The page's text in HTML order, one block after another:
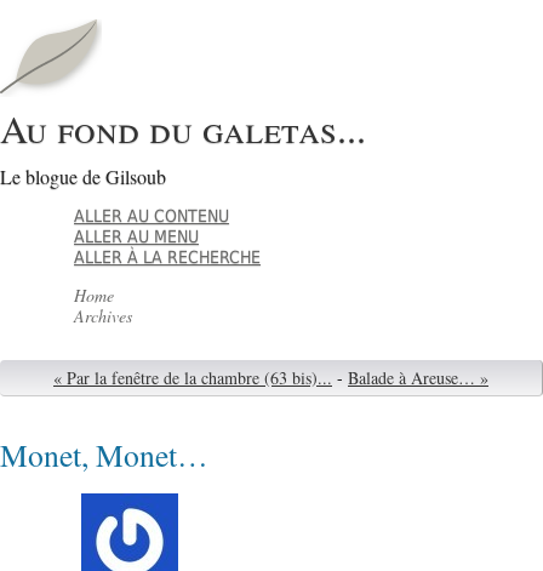
Au fond du galetas...
Le blogue de Gilsoub
ALLER AU CONTENU
ALLER AU MENU
ALLER À LA RECHERCHE
Home
Archives
« Par la fenêtre de la chambre (63 bis)... - Balade à Areuse… »
Monet, Monet…